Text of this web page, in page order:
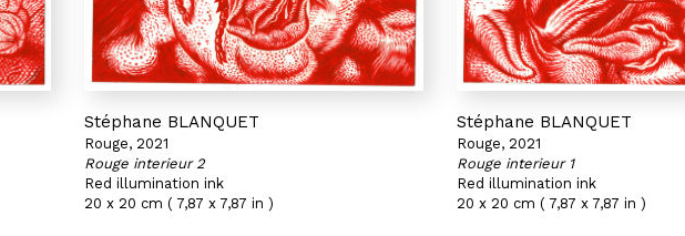
Stéphane BLANQUET
Rouge, 2021
Rouge interieur 2
Red illumination ink
20 x 20 cm ( 7,87 x 7,87 in )
Stéphane BLANQUET
Rouge, 2021
Rouge interieur 1
Red illumination ink
20 x 20 cm ( 7,87 x 7,87 in )